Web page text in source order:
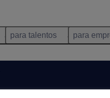
para talentos para